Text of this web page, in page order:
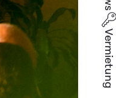
Vermietung